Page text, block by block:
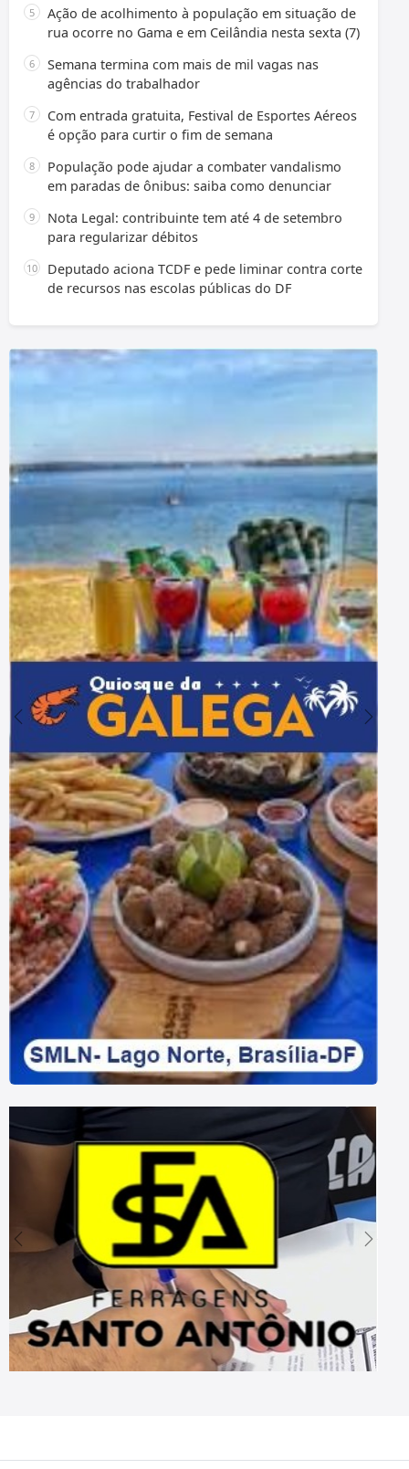
Ação de acolhimento à população em situação de
rua ocorre no Gama e em Ceilândia nesta sexta (7)
Semana termina com mais de mil vagas nas
agências do trabalhador
Com entrada gratuita, Festival de Esportes Aéreos
é opção para curtir o fim de semana
População pode ajudar a combater vandalismo
em paradas de ônibus: saiba como denunciar
Nota Legal: contribuinte tem até 4 de setembro
para regularizar débitos
Deputado aciona TCDF e pede liminar contra corte
de recursos nas escolas públicas do DF